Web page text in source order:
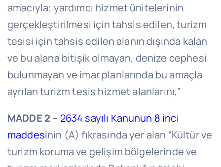
amacıyla; yardımcı hizmet ünitelerinin
gerçekleştirilmesi için tahsis edilen, turizm
tesisi için tahsis edilen alanın dışında kalan
ve bu alana bitişik olmayan, denize cephesi
bulunmayan ve imar planlarında bu amaçla
ayrılan turizm tesis hizmet alanlarını,”
MADDE 2 – 2634 sayılı Kanunun 8 inci
maddesinin (A) fıkrasında yer alan “Kültür ve
turizm koruma ve gelişim bölgelerinde ve